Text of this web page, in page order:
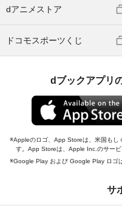
dアニメストア
ドコモスポーツくじ
dブックアプリ
Appleのロゴ、App Storeは、米国もし
す。App Storeは、Apple Inc.のサービ
Google Play および Google Play ロゴ
サ